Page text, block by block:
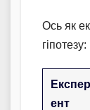
Ось як
гіпотезу:
ент